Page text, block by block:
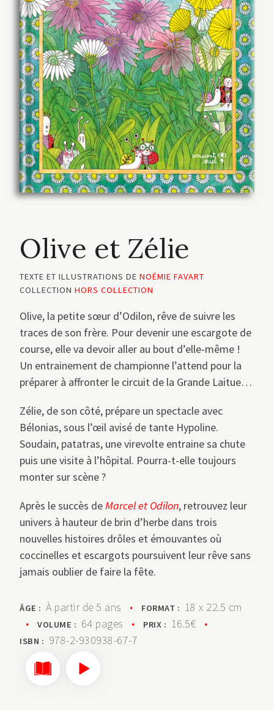
Olive et Zélie
TEXTE ET ILLUSTRATIONS DE NOÉMIE FAVART
COLLECTION HORS COLLECTION
Olive, la petite sœur d’Odilon, rêve de suivre les
traces de son frère. Pour devenir une escargote de
course, elle va devoir aller au bout d’elle-même !
Un entrainement de championne l’attend pour la
préparer à affronter le circuit de la Grande Laitue…
Zélie, de son côté, prépare un spectacle avec
Bélonias, sous l’œil avisé de tante Hypoline.
Soudain, patatras, une virevolte entraine sa chute
puis une visite à l’hôpital. Pourra-t-elle toujours
monter sur scène ?
Après le succès deMarcel et Odilon, retrouvez leur
univers à hauteur de brin d’herbe dans trois
nouvelles histoires drôles et émouvantes où
coccinelles et escargots poursuivent leur rêve sans
jamais oublier de faire la fête.
ÂGE : À partir de 5 ans • FORMAT : 18 x 22.5 cm
•
VOLUME : 64 pages • PRIX : 16.5€ •
ISBN : 978-2-930938-67-7